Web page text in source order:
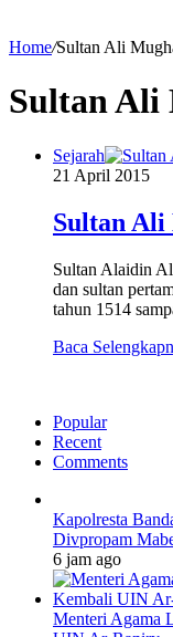
Home/Sultan Ali
Sultan Ali
Sejarah
21 April 2015
Sultan Ali
Sultan Alaidin
dan sultan
tahun 1514
Baca
Popular
Recent
Comments
Kapolresta
Divpropam
6 jam ago
Menteri Agama